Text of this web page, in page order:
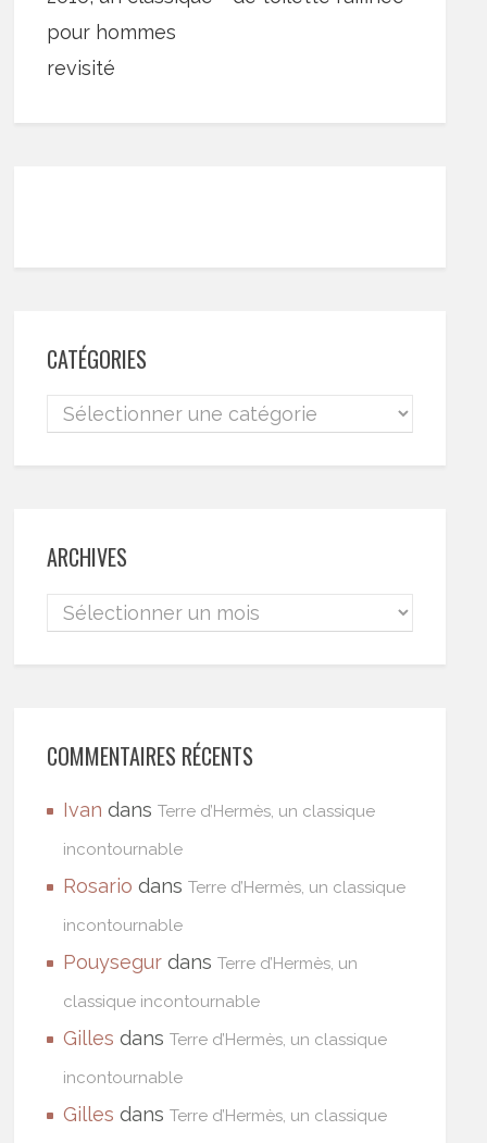
CATÉGORIES
ARCHIVES
COMMENTAIRES RÉCENTS
Ivan dansTerre d’Hermès, un classique
incontournable
Rosario dansTerre d’Hermès, un classique
incontournable
Pouysegur dansTerre d’Hermès, un
classique incontournable
Gilles dansTerre d’Hermès, un classique
incontournable
Gilles dansTerre d’Hermès, un classique